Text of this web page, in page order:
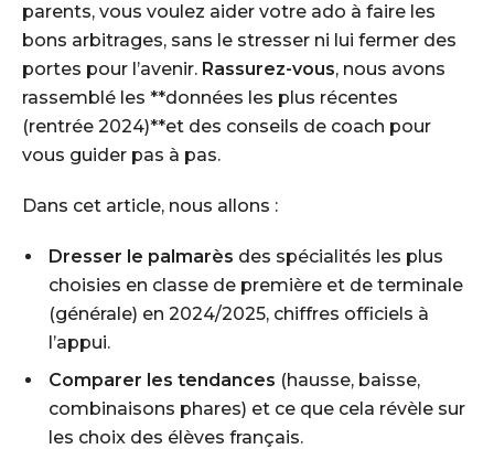
parents, vous voulez aider votre ado à faire les
bons arbitrages, sans le stresser ni lui fermer des
portes pour l’avenir. Rassurez-vous, nous avons
rassemblé les **données les plus récentes
(rentrée 2024)**et des conseils de coach pour
vous guider pas à pas.
Dans cet article, nous allons :
Dresser le palmarès des spécialités les plus
choisies en classe de première et de terminale
(générale) en 2024/2025, chiffres officiels à
l’appui.
Comparer les tendances (hausse, baisse,
combinaisons phares) et ce que cela révèle sur
les choix des élèves français.